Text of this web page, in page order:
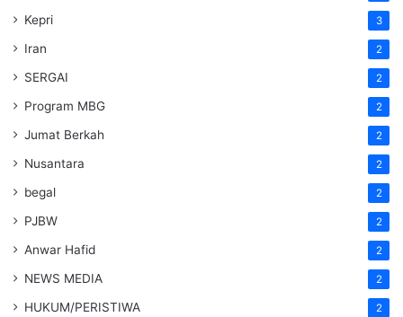
Kepri 3
Iran 2
SERGAI 2
Program MBG 2
Jumat Berkah 2
Nusantara 2
begal 2
PJBW 2
Anwar Hafid 2
NEWS MEDIA 2
HUKUM/PERISTIWA 2